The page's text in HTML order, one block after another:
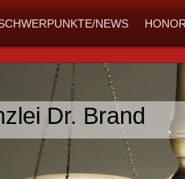
NEWS
Dr. Brand